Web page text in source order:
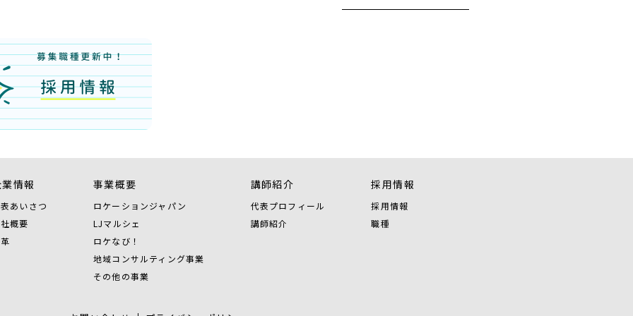
情報
あいさつ
概要
事業概要
ロケーションジャパン
LJマルシェ
ロケなび！
地域コンサルティング事業
その他の事業
講師紹介
代表プロフィール
講師紹介
採用情報
採用情報
職種